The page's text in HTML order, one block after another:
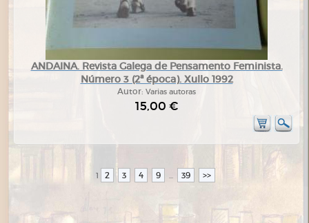
ANDAINA. Revista Galega de Pensamento Feminista.
Número 3 (2ª época). Xullo 1992
Autor: Varias autoras
15,00 €
1 2 3 4 9 ... 39 >>